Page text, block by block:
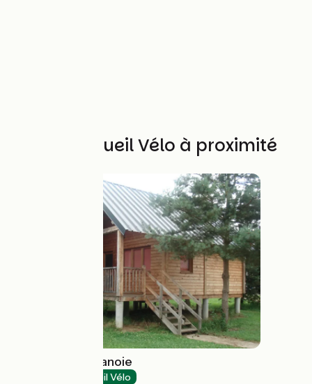
Autres Accueil Vélo à proximité
Camping La Chanoie
Accueil Vélo